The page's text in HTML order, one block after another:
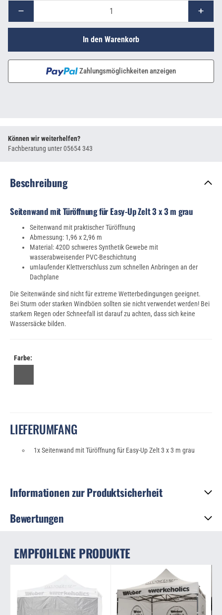
In den Warenkorb
Zahlungsmöglichkeiten anzeigen
Können wir weiterhelfen?
Fachberatung unter05654 343
Beschreibung
Seitenwand mit Türöffnung für Easy-Up Zelt 3 x 3 m grau
Seitenwand mit praktischer Türöffnung
Abmessung: 1,96 x 2,96 m
Material: 420D schweres Synthetik Gewebe mit
wasserabweisender PVC-Beschichtung
umlaufender Klettverschluss zum schnellen Anbringen an der
Dachplane
Die Seitenwände sind nicht für extreme Wetterbedingungen geeignet.
Bei Sturm oder starken Windböen sollten sie nicht verwendet werden! Bei
starkem Regen oder Schneefall ist darauf zu achten, dass sich keine
Wassersäcke bilden.
Farbe:
LIEFERUMFANG
1x Seitenwand mit Türöffnung für Easy-Up Zelt 3 x 3 m grau
Informationen zur Produktsicherheit
Bewertungen
EMPFOHLENE PRODUKTE